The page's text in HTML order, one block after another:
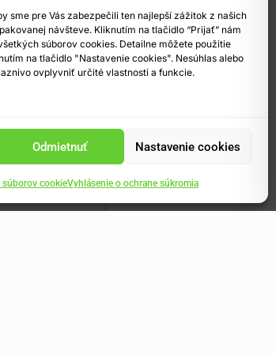
sme pre Vás zabezpečili ten najlepší zážitok z našich
návšteve. Kliknutím na tlačidlo “Prijať” nám
súborov cookies. Detailne môžete použitie
na tlačidlo "Nastavenie cookies". Nesúhlas alebo
ovplyvniť určité vlastnosti a funkcie.
Odmietnuť Nastavenie cookies
súborov cookieVyhlásenie o ochrane súkromia